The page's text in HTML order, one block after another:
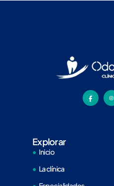
Explorar
Inicio
La clínica